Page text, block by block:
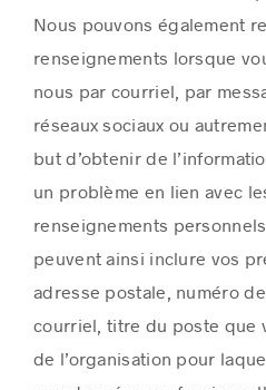
Nous pouvons également
renseignements lorsque
nous par courriel, par
réseaux sociaux ou
but d’obtenir de
un problème en lien avec
renseignements
peuvent ainsi inclure vos
adresse postale, numéro
courriel, titre du poste que
de l’organisation pour